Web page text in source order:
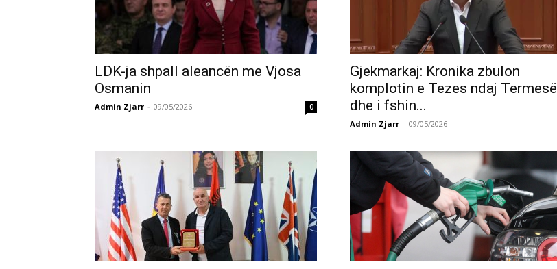
LDK-ja shpall aleancën me Vjosa
Osmanin
Admin Zjarr - 09/05/2026 0
Gjekmarkaj: Kronika zbulon
komplotin e Tezes ndaj Termesë
dhe i fshin...
Admin Zjarr - 09/05/2026